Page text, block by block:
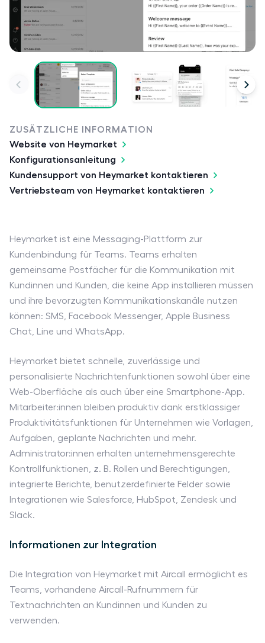
ZUSÄTZLICHE INFORMATION
Website von Heymarket
Konfigurationsanleitung
Kundensupport von Heymarket kontaktieren
Vertriebsteam von Heymarket kontaktieren
Heymarket ist eine Messaging-Plattform zur
Kundenbindung für Teams. Teams erhalten
gemeinsame Postfächer für die Kommunikation mit
Kundinnen und Kunden, die keine App installieren müssen
und ihre bevorzugten Kommunikationskanäle nutzen
können: SMS, Facebook Messenger, Apple Business
Chat, Line und WhatsApp.
Heymarket bietet schnelle, zuverlässige und
personalisierte Nachrichtenfunktionen sowohl über eine
Web-Oberfläche als auch über eine Smartphone-App.
Mitarbeiter:innen bleiben produktiv dank erstklassiger
Produktivitätsfunktionen für Unternehmen wie Vorlagen,
Aufgaben, geplante Nachrichten und mehr.
Administrator:innen erhalten unternehmensgerechte
Kontrollfunktionen, z. B. Rollen und Berechtigungen,
integrierte Berichte, benutzerdefinierte Felder sowie
Integrationen wie Salesforce, HubSpot, Zendesk und
Slack.
Informationen zur Integration
Die Integration von Heymarket mit Aircall ermöglicht es
Teams, vorhandene Aircall-Rufnummern für
Textnachrichten an Kundinnen und Kunden zu
verwenden.